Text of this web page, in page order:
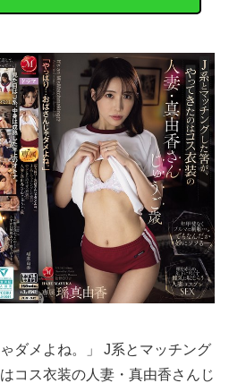
ダメよね。」 J系とマッチング
コス衣装の人妻・真由香さんじ